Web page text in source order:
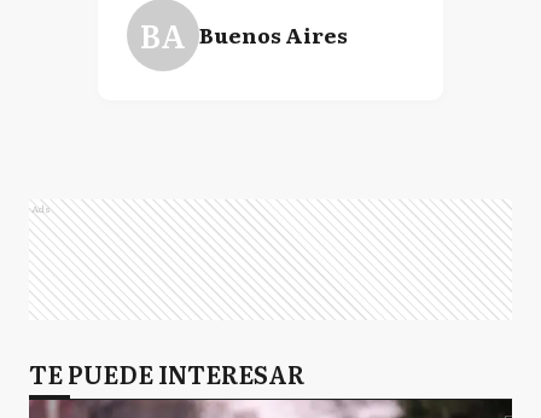
BA Buenos Aires
Ads
TE PUEDE INTERESAR